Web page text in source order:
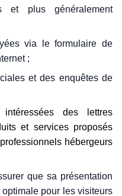
et plus généralement
via le formulaire de
;
et des enquêtes de
des lettres
et services proposés
hébergeurs
que sa présentation
pour les visiteurs